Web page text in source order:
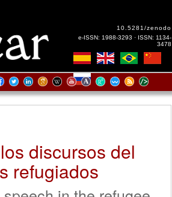
10.5281/zenodo
e-ISSN: 1988-3293 · ISSN: 1134-
3478
discursos del
refugiados